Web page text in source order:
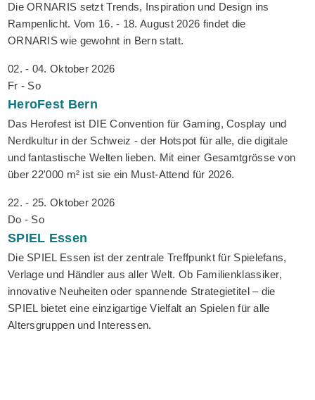
Die ORNARIS setzt Trends, Inspiration und Design ins
Rampenlicht. Vom 16. - 18. August 2026 findet die
ORNARIS wie gewohnt in Bern statt.
02. - 04. Oktober 2026
Fr - So
HeroFest Bern
Das Herofest ist DIE Convention für Gaming, Cosplay und
Nerdkultur in der Schweiz - der Hotspot für alle, die digitale
und fantastische Welten lieben. Mit einer Gesamtgrösse von
über 22'000 m² ist sie ein Must-Attend für 2026.
22. - 25. Oktober 2026
Do - So
SPIEL Essen
Die SPIEL Essen ist der zentrale Treffpunkt für Spielefans,
Verlage und Händler aus aller Welt. Ob Familienklassiker,
innovative Neuheiten oder spannende Strategietitel – die
SPIEL bietet eine einzigartige Vielfalt an Spielen für alle
Altersgruppen und Interessen.